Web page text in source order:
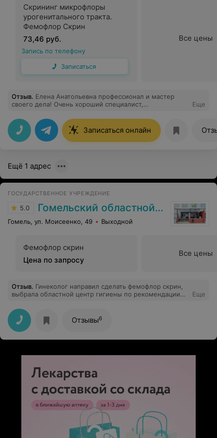
Скрининг микрофлоры
урогенитального тракта.
Фемофлор Скрин
73,46 руб.
Запись по телефону
Записаться
Все цены
Отзыв. Елена Анатольевна профессионал и мастер
своего дела! Очень хороший специалист,
такому специалисту на прием. Спасибо большое!
Еще
Записаться онлайн
Ещё 1 адрес
ГОСУДАРСТВЕННОЕ УЧРЕЖДЕНИЕ
5.0 Гомельский областной ЦГЭ и ОЗ
Гомель, ул. Моисеенко, 49 Выходной
Фемофлор скрин
Цена по запросу
Все цены
Отзыв. Гинеколог направил сделать фемофлор скрин,
выбрала областной центр гигиены по рекомендации
регистратуре все рассказала, записала. Далее также
никаких проблем не возникло, да и гинеколог потом
подтвердила, что в центре делают хорошо всегда, и
результаты сомнений не вызывают.
Еще
Отзывы6